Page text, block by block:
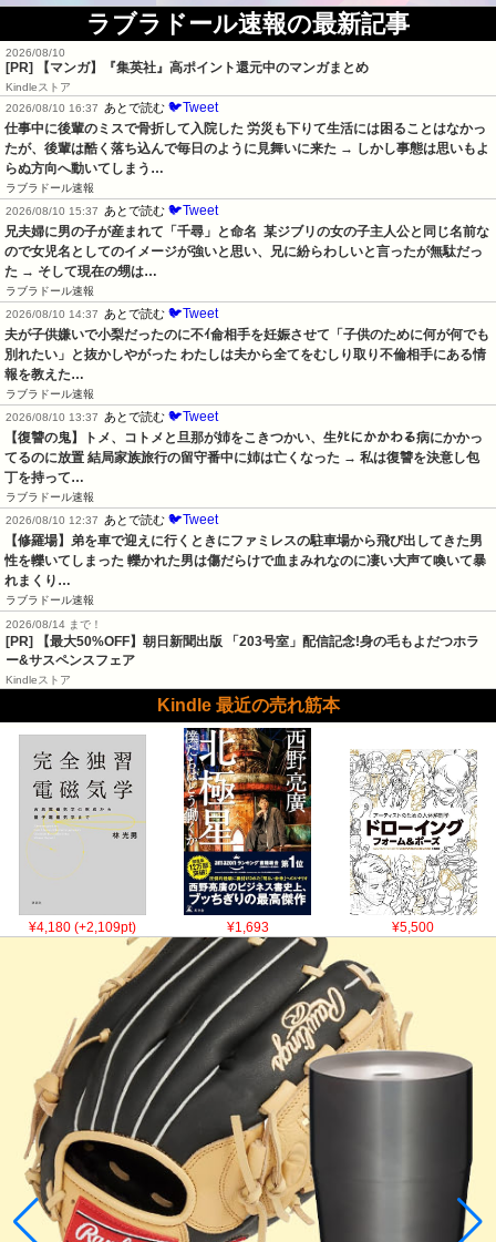
ラブラドール速報の最新記事
2026/08/10
[PR] 【マンガ】『集英社』高ポイント還元中のマンガまとめ
Kindleストア
2026/08/10 16:37
あとで読む 🐦Tweet
仕事中に後輩のミスで骨折して入院した 労災も下りて生活には困ることはなかっ
たが、後輩は酷く落ち込んで毎日のように見舞いに来た → しかし事態は思いもよ
らぬ方向へ動いてしまう…
ラブラドール速報
2026/08/10 15:37
あとで読む 🐦Tweet
兄夫婦に男の子が産まれて「千尋」と命名  某ジブリの女の子主人公と同じ名前な
ので女児名としてのイメージが強いと思い、兄に紛らわしいと言ったが無駄だっ
た → そして現在の甥は…
ラブラドール速報
2026/08/10 14:37
あとで読む 🐦Tweet
夫が子供嫌いで小梨だったのに不ｲ侖相手を妊娠させて「子供のために何が何でも
別れたい」と抜かしやがった わたしは夫から全てをむしり取り不倫相手にある情
報を教えた…
ラブラドール速報
2026/08/10 13:37
あとで読む 🐦Tweet
【復讐の鬼】トメ、コトメと旦那が姉をこきつかい、生ﾀﾋにかかわる病にかかっ
てるのに放置 結局家族旅行の留守番中に姉は亡くなった → 私は復讐を決意し包
丁を持って…
ラブラドール速報
2026/08/10 12:37
あとで読む 🐦Tweet
【修羅場】弟を車で迎えに行くときにファミレスの駐車場から飛び出してきた男
性を轢いてしまった 轢かれた男は傷だらけで血まみれなのに凄い大声て喚いて暴
れまくり…
ラブラドール速報
2026/08/14 まで！
[PR] 【最大50%OFF】朝日新聞出版 「203号室」配信記念!身の毛もよだつホラ
ー&サスペンスフェア
Kindleストア
Kindle 最近の売れ筋本
¥4,180 (+2,109pt) ¥1,693 ¥5,500